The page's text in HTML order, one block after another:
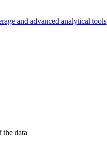
and advanced analytical tools
the data